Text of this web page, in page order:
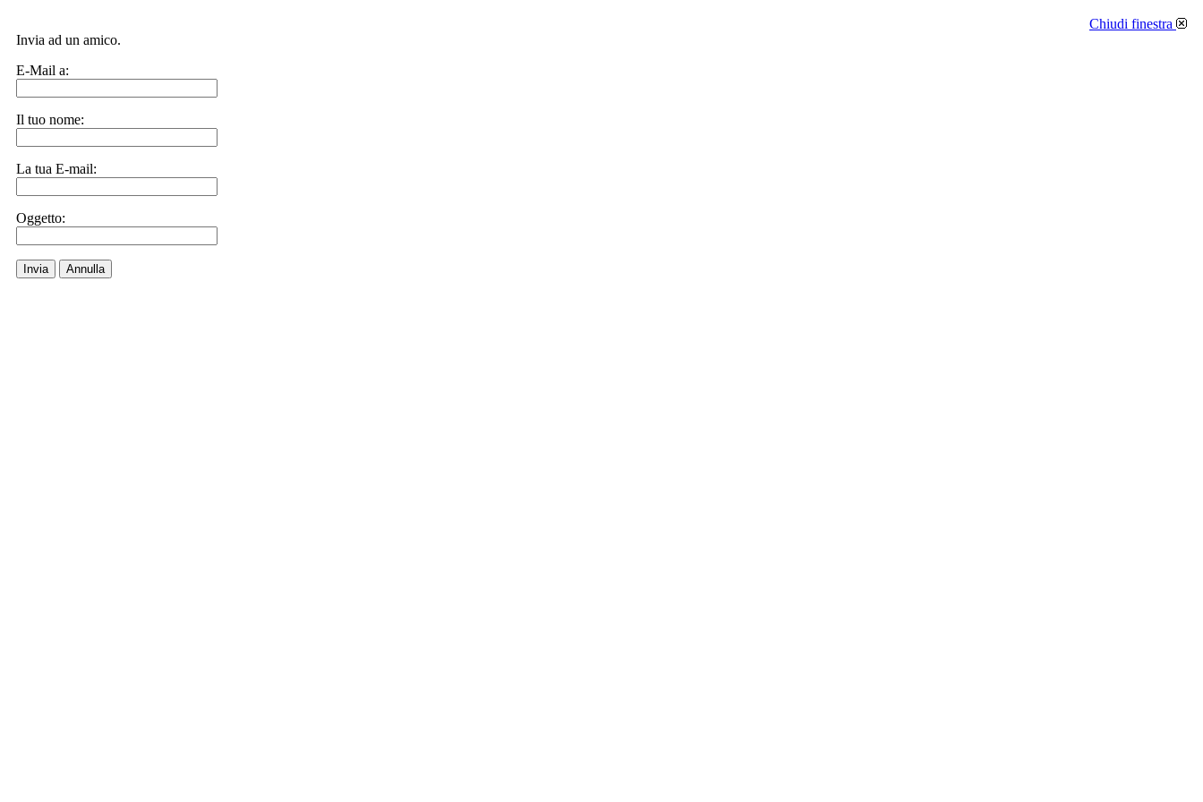
Chiudi finestra
Invia ad un amico.
E-Mail a:
Il tuo nome:
La tua E-mail:
Oggetto:
Invia Annulla